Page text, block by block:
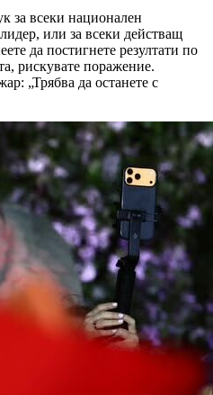
за всеки национален
или за всеки действащ
да постигнете резултати по
рискувате поражение.
„Трябва да останете с